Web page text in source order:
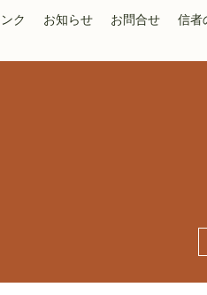
ク お知らせ お問合せ 信者